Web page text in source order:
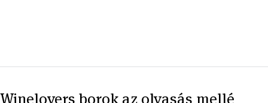
Winelovers borok az olvasás mellé